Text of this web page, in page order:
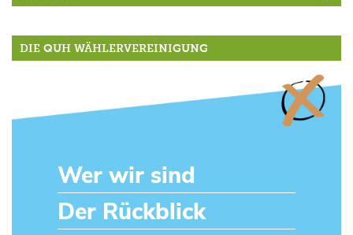
DIE QUH WÄHLERVEREINIGUNG
Wer wir sind
Der Rückblick